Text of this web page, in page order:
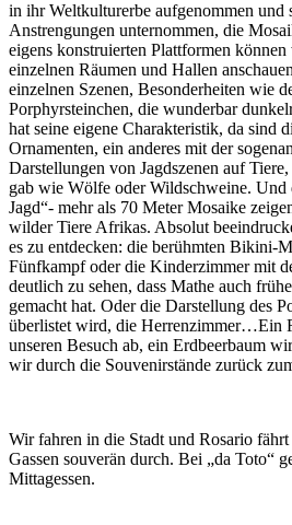
in ihr Weltkulturerbe aufgenommen und
Anstrengungen unternommen, die
eigens konstruierten Plattformen
einzelnen Räumen und Hallen
einzelnen Szenen, Besonderheiten wie
Porphyrsteinchen, die wunderbar
hat seine eigene Charakteristik, da sind
Ornamenten, ein anderes mit der
Darstellungen von Jagdszenen auf
gab wie Wölfe oder Wildschweine. Und
Jagd“- mehr als 70 Meter Mosaike
wilder Tiere Afrikas. Absolut
es zu entdecken: die berühmten Bikini-
Fünfkampf oder die Kinderzimmer mit
deutlich zu sehen, dass Mathe auch
gemacht hat. Oder die Darstellung des
überlistet wird, die Herrenzimmer…Ein
unseren Besuch ab, ein Erdbeerbaum
wir durch die Souvenirstände zurück
Wir fahren in die Stadt und Rosario fährt
Gassen souverän durch. Bei „da Toto“
Mittagessen.